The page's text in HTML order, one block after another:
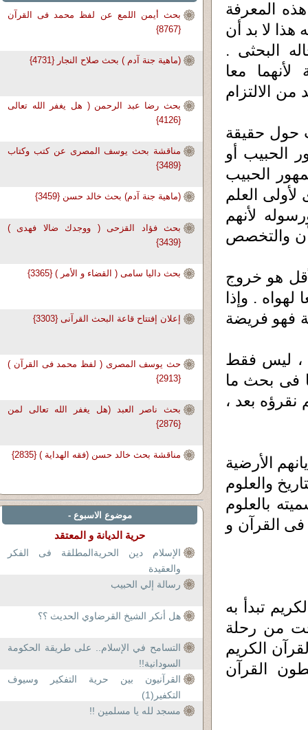
المعرفة
لا بد أن
البحثى .
لأنهما معا
من الالتزام
حول حقيقة
الحبيب أو
الحبيب
العلم
لأنهم
والتخصص
هو خروج
. وإذا
فهو فريضة
، ليس فقط
فى بحث ما
نقرؤه بعد ،
الأرضية
والعلوم
بالعلوم
فى القرآن و
تبدأ به
من رحلة
الكريم
القرآن
بحث أيمن اللمع عن لفظ محمد فى القرآن
{8767}
(ماهية جنة آدم ) بحث صلاح النجار {4731}
بحث رضا عبد الرحمن ( هل يغفر الله تعالى
{4126}
مناقشة بحث يوسف المصرى عن كتب وكتاب
{3489}
(ماهية جنة آدم) بحث خالد حسن {3459}
بحث فؤاد القزحى ( ووجدك ضالا فهدى )
{3439}
بحث داليا سامى ( القضاء و الأمر ) {3365}
إعلان إفتتاح قاعة البحث القرآنى {3303}
حث يوسف المصرى ( لفظ محمد فى القرآن )
{2913}
بحث ناصر العبد (هل يغفر الله تعالى لمن
{2876}
مناقشة بحث خالد حسن (فقه الهداية ) {2835}
موضوع الاسبوع -
حرية الديانة و المعتقد
الإسلام دين الحريةالمطلقة فى الفكر
والعقيدة
رسالة إلي الحبيب
هل أنكر الشيخ القرضاوي الحديث ؟؟
التسامح في الإسلام.. على طريقة الحكومة
السودانية!!
القرآنيون بين حرية التفكير وسيوف
التكفير(1)
مسجد لله يا مسلمين !!